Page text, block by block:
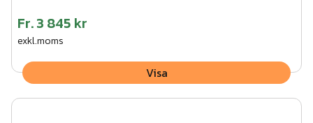
Fr.3 845 kr
exkl.moms
Visa